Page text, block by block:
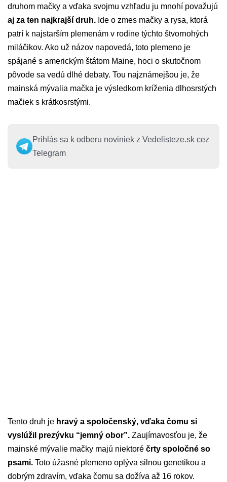
druhom mačky a vďaka svojmu vzhľadu ju mnohí považujú
aj za ten najkrajší druh. Ide o zmes mačky a rysa, ktorá
patrí k najstarším plemenám v rodine týchto štvornohých
miláčikov. Ako už názov napovedá, toto plemeno je
spájané s americkým štátom Maine, hoci o skutočnom
pôvode sa vedú dlhé debaty. Tou najznámejšou je, že
mainská mývalia mačka je výsledkom kríženia dlhosrstých
mačiek s krátkosrstými.
Prihlás sa k odberu noviniek z Vedelisteze.sk cez
Telegram
Tento druh je hravý a spoločenský, vďaka čomu si
vyslúžil prezývku “jemný obor”. Zaujímavosťou je, že
mainské mývalie mačky majú niektoré črty spoločné so
psami. Toto úžasné plemeno oplýva silnou genetikou a
dobrým zdravím, vďaka čomu sa dožíva až 16 rokov.